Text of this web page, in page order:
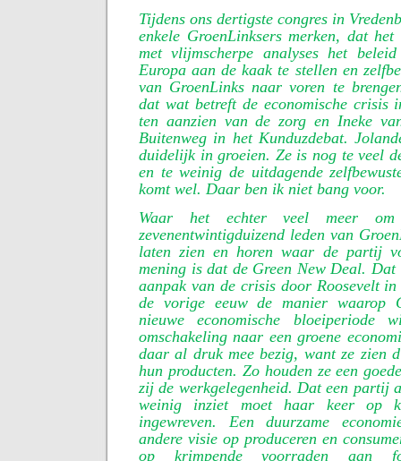
Tijdens ons dertigste congres in
enkele GroenLinksers merken, dat
met vlijmscherpe analyses het
Europa aan de kaak te stellen en
van GroenLinks naar voren te
dat wat betreft de economische crisis
ten aanzien van de zorg en Ineke
Buitenweg in het Kunduzdebat.
duidelijk in groeien. Ze is nog te veel
en te weinig de uitdagende
komt wel. Daar ben ik niet bang voor.
Waar het echter veel meer
zevenentwintigduizend leden van
laten zien en horen waar de partij
mening is dat de Green New Deal.
aanpak van de crisis door Roosevelt
de vorige eeuw de manier waarop
nieuwe economische bloeiperiode
omschakeling naar een groene
daar al druk mee bezig, want ze zien
hun producten. Zo houden ze een
zij de werkgelegenheid. Dat een partij
weinig inziet moet haar keer op
ingewreven. Een duurzame
andere visie op produceren en
op krimpende voorraden aan